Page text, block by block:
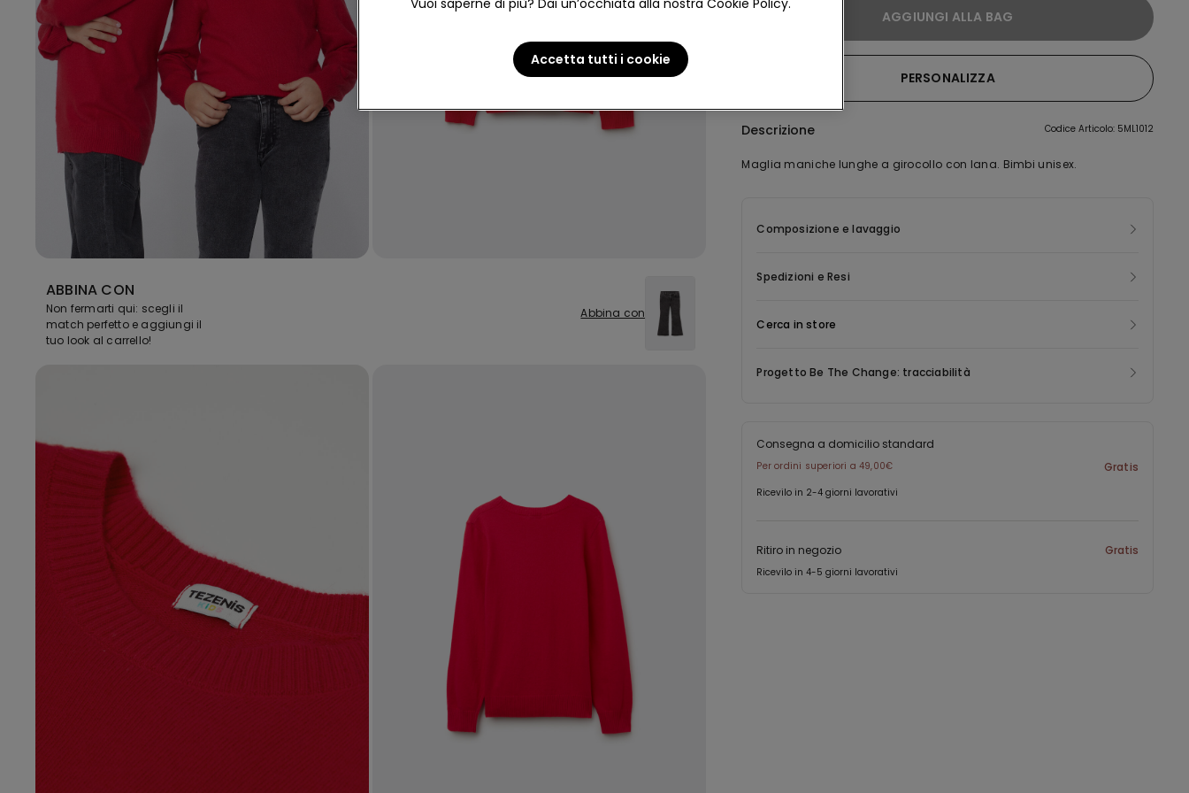
ABBINA CON
Non fermarti qui: scegli il
match perfetto e aggiungi il
tuo look al carrello!
Abbina con
AGGIUNGI ALLA BAG
PERSONALIZZA
Descrizione Codice Articolo: 5ML1012
Maglia maniche lunghe a girocollo con lana. Bimbi unisex.
Composizione e lavaggio
Spedizioni e Resi
Cerca in store
Progetto Be The Change: tracciabilità
Consegna a domicilio standard
Per ordini superiori a 49,00€ Gratis
Ricevilo in 2-4 giorni lavorativi
Ritiro in negozio Gratis
Ricevilo in 4-5 giorni lavorativi
Vuoi saperne di più? Dai un’occhiata alla nostra Cookie Policy.
Accetta tutti i cookie